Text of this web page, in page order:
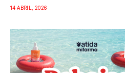
14 ABRIL, 2026